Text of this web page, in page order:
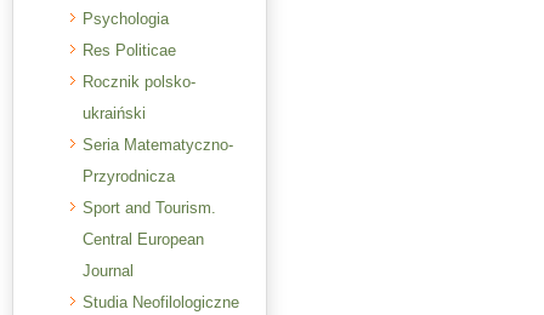
Psychologia
Res Politicae
Rocznik polsko-
ukraiński
Seria Matematyczno-
Przyrodnicza
Sport and Tourism.
Central European
Journal
Studia Neofilologiczne